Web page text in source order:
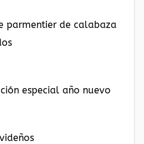
parmentier de calabaza
especial año nuevo